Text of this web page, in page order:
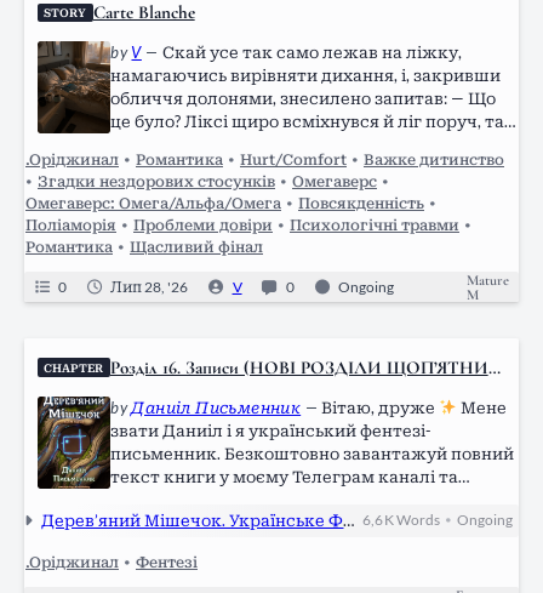
STORY Carte Blanche
byV— Скай усе так само лежав на ліжку,
намагаючись вирівняти дихання, і, закривши
обличчя долонями, знесилено запитав: — Що
це було? Ліксі щиро всміхнувся й ліг поруч, так
впоперек талії. — Він так іноді робить. Щось у
стилі «збудимо й не дамо» у виконанні Генрі
Найта, — упевнено сказав Фелікс. —
Сподобалося?
.Оріджинал • Романтика • Hurt/Comfort • Важке дитинство
• Згадки нездорових стосунків • Омегаверс •
Омегаверс: Омега/Альфа/Омега • Повсякденність •
Поліаморія • Проблеми довіри • Психологічні травми •
Романтика • Щасливий фінал
0 Лип 28, '26 V 0 Ongoing
Mature
M
CHAPTER Розділ 16. Записи (НОВІ РОЗДІЛИ ЩОП’ЯТНИЦ
І)byДаниіл Письменник — Вітаю, друже
Мене
звати Даниіл і я український фентезі-
письменник. Безкоштовно завантажуй повний
текст книги у моєму Телеграм каналі та
новинками, слухай аудіокнигу та підтримуй:
https://linktr.ee/danyil_writer Donatello:…
Дерев’яний Мішечок. Українське Фентезі 6,6 KWords •Ongoing
.Оріджинал • Фентезі